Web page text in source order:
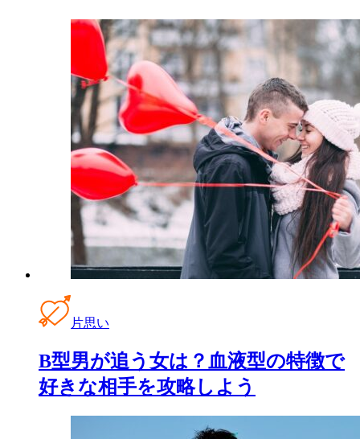
片思い
B型男が追う女は？血液型の特徴で
好きな相手を攻略しよう